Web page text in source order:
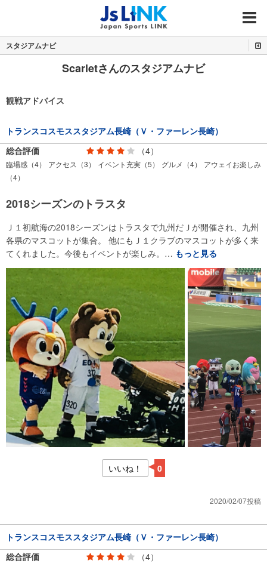
MENU
スタジアムナビ
Scarletさんのスタジアムナビ
観戦アドバイス
トランスコスモススタジアム長崎（Ｖ・ファーレン長崎）
総合評価
（4）
臨場感（4） アクセス（3） イベント充実（5） グルメ（4）
アウェイお楽しみ
（4）
2018シーズンのトラスタ
Ｊ１初航海の2018シーズンはトラスタで九州だＪが開催され、九州
各県のマスコットが集合。 他にもＪ１クラブのマスコットが多く来
てくれました。今後もイベントが楽しみ。… もっと見る
いいね！ 0
2020/02/07投稿
トランスコスモススタジアム長崎（Ｖ・ファーレン長崎）
総合評価
（4）